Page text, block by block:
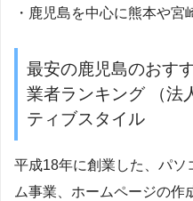
・鹿児島を中心に熊本や
最安の鹿児島のおす
業者ランキング （
ティブスタイル
平成18年に創業した、パソ
ム事業、ホームページの作